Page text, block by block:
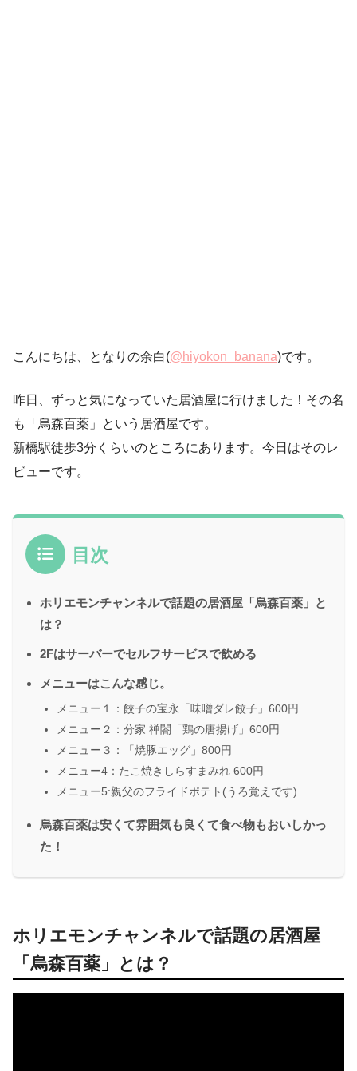
こんにちは、となりの余白(@hiyokon_banana)です。
昨日、ずっと気になっていた居酒屋に行けました！その名
も「烏森百薬」という居酒屋です。
新橋駅徒歩3分くらいのところにあります。今日はそのレ
ビューです。
目次
ホリエモンチャンネルで話題の居酒屋「烏森百薬」と
は？
2Fはサーバーでセルフサービスで飲める
メニューはこんな感じ。
メニュー１：餃子の宝永「味噌ダレ餃子」600円
メニュー２：分家 禅閤「鶏の唐揚げ」600円
メニュー３：「焼豚エッグ」800円
メニュー4：たこ焼きしらすまみれ 600円
メニュー5:親父のフライドポテト(うろ覚えです)
烏森百薬は安くて雰囲気も良くて食べ物もおいしかっ
た！
ホリエモンチャンネルで話題の居酒屋
「烏森百薬」とは？